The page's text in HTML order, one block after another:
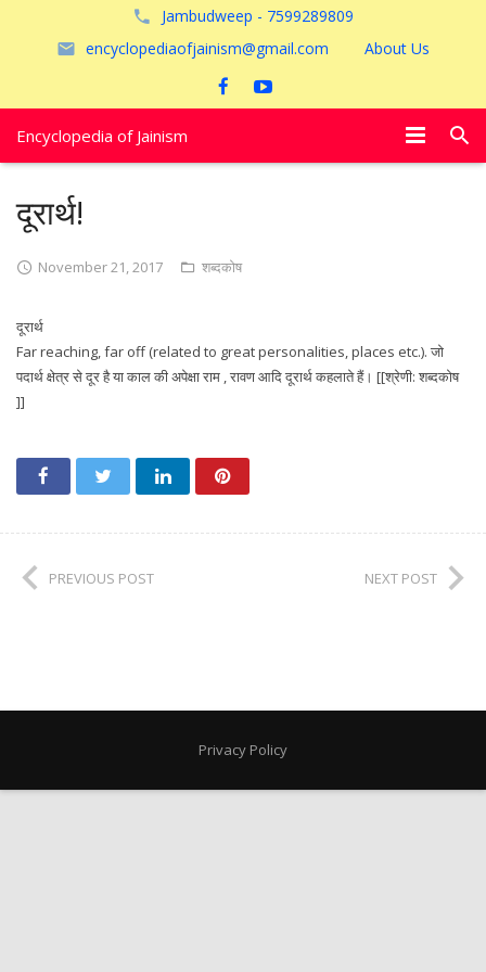
Jambudweep - 7599289809
encyclopediaofjainism@gmail.com
About Us
Encyclopedia of Jainism
पूजायें
अयोध्या
दूरार्थ!
November 21, 2017 शब्दकोष
दूरार्थ
Far reaching, far off (related to great personalities, places etc.). जो
पदार्थ क्षेत्र से दूर है या काल की अपेक्षा राम , रावण आदि दूरार्थ कहलाते हैं। [[श्रेणी: शब्दकोष
]]
PREVIOUS POST NEXT POST
Privacy Policy